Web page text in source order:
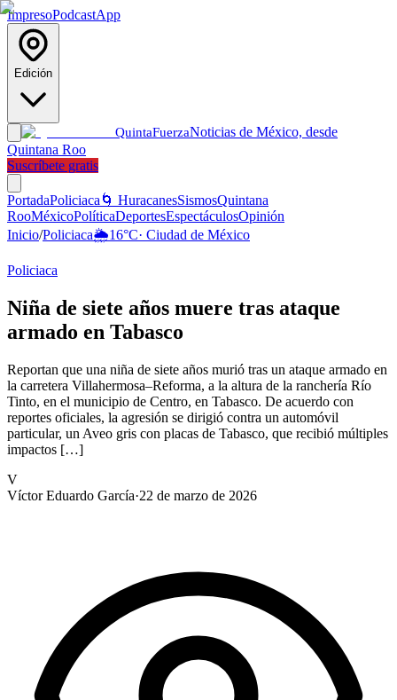
ImpresoPodcastApp
Edición
QuintaFuerzaNoticias de México, desde
Quintana Roo
Suscríbete gratis
PortadaPoliciaca 🌀 HuracanesSismosQuintana
RooMéxicoPolíticaDeportesEspectáculosOpinión
Inicio/Policiaca🌦️16°C· Ciudad de México
Policiaca
Niña de siete años muere tras ataque
armado en Tabasco
Reportan que una niña de siete años murió tras un ataque armado en
la carretera Villahermosa–Reforma, a la altura de la ranchería Río
Tinto, en el municipio de Centro, en Tabasco. De acuerdo con
reportes oficiales, la agresión se dirigió contra un automóvil
particular, un Aveo gris con placas de Tabasco, que recibió múltiples
impactos […]
V
Víctor Eduardo García·22 de marzo de 2026